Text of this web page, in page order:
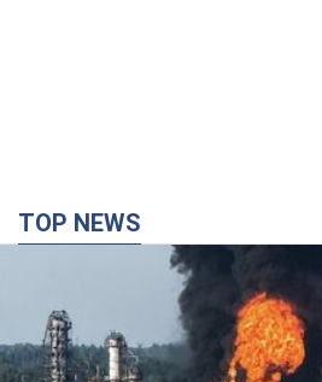
Росія стягнула під Москву
ППО: Зеленський пообіцяв
технології" протидії